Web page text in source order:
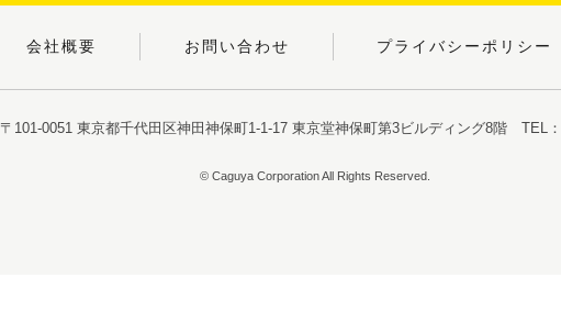
会社概要 お問い合わせ プライバシーポリシー
〒101-0051 東京都千代田区神田神保町1-1-17 東京堂神保町第3ビルディング8階 TEL：
© Caguya Corporation All Rights Reserved.